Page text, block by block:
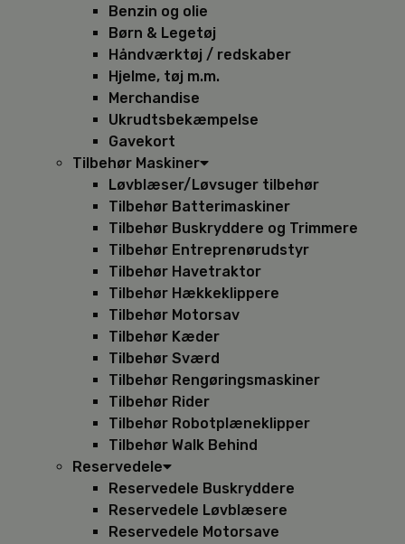
Benzin og olie
Børn & Legetøj
Håndværktøj / redskaber
Hjelme, tøj m.m.
Merchandise
Ukrudtsbekæmpelse
Gavekort
Tilbehør Maskiner
Løvblæser/Løvsuger tilbehør
Tilbehør Batterimaskiner
Tilbehør Buskryddere og Trimmere
Tilbehør Entreprenørudstyr
Tilbehør Havetraktor
Tilbehør Hækkeklippere
Tilbehør Motorsav
Tilbehør Kæder
Tilbehør Sværd
Tilbehør Rengøringsmaskiner
Tilbehør Rider
Tilbehør Robotplæneklipper
Tilbehør Walk Behind
Reservedele
Reservedele Buskryddere
Reservedele Løvblæsere
Reservedele Motorsave